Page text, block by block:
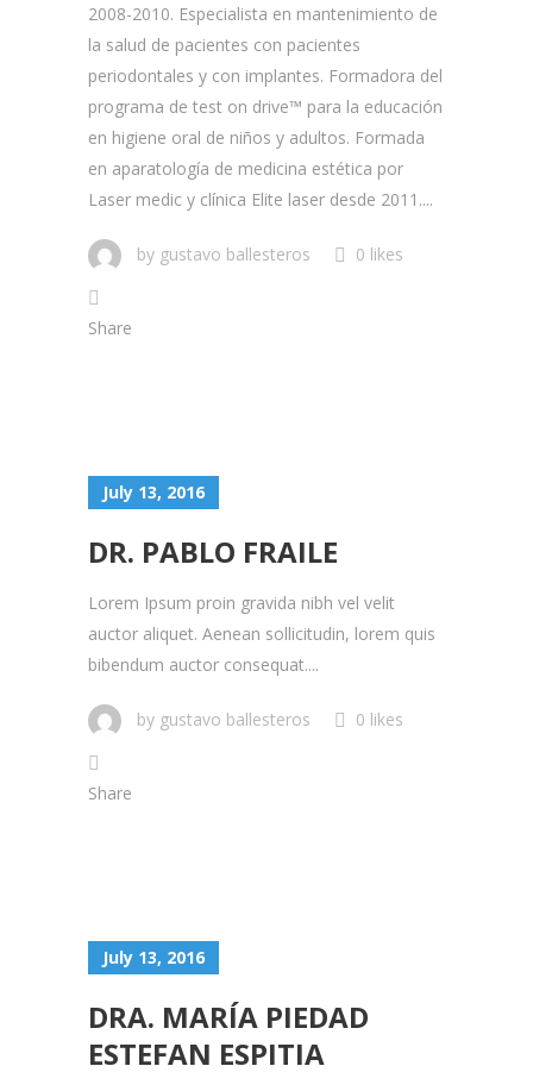
2008-2010. Especialista en mantenimiento de
la salud de pacientes con pacientes
periodontales y con implantes. Formadora del
programa de test on drive™ para la educación
en higiene oral de niños y adultos. Formada
en aparatología de medicina estética por
Laser medic y clínica Elite laser desde 2011....
by gustavo ballesteros 0 likes
Share
July 13, 2016
DR. PABLO FRAILE
Lorem Ipsum proin gravida nibh vel velit
auctor aliquet. Aenean sollicitudin, lorem quis
bibendum auctor consequat....
by gustavo ballesteros 0 likes
Share
July 13, 2016
DRA. MARÍA PIEDAD
ESTEFAN ESPITIA